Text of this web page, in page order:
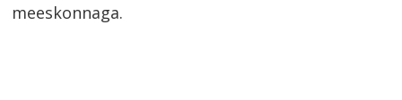
meeskonnaga.